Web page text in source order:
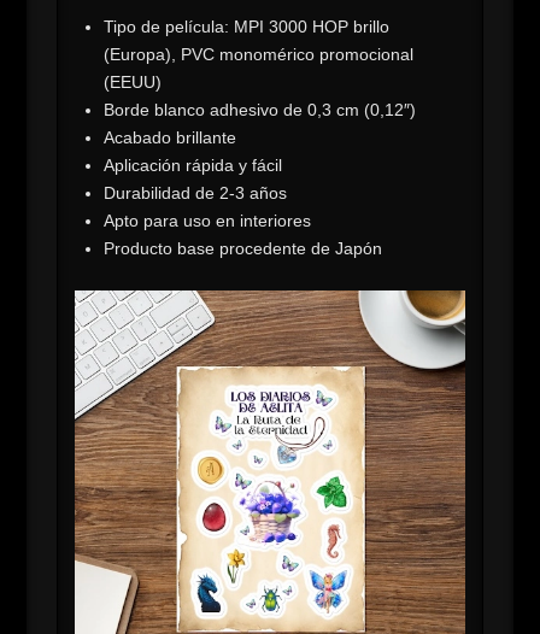
Tipo de película: MPI 3000 HOP brillo
(Europa), PVC monomérico promocional
(EEUU)
Borde blanco adhesivo de 0,3 cm (0,12″)
Acabado brillante
Aplicación rápida y fácil
Durabilidad de 2-3 años
Apto para uso en interiores
Producto base procedente de Japón